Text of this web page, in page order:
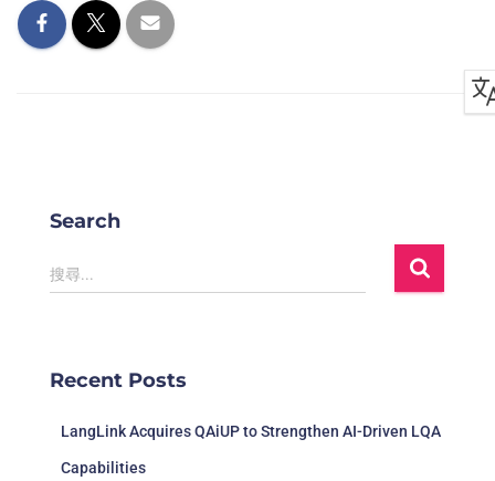
Search
搜尋...
Recent Posts
LangLink Acquires QAiUP to Strengthen AI-Driven LQA
Capabilities